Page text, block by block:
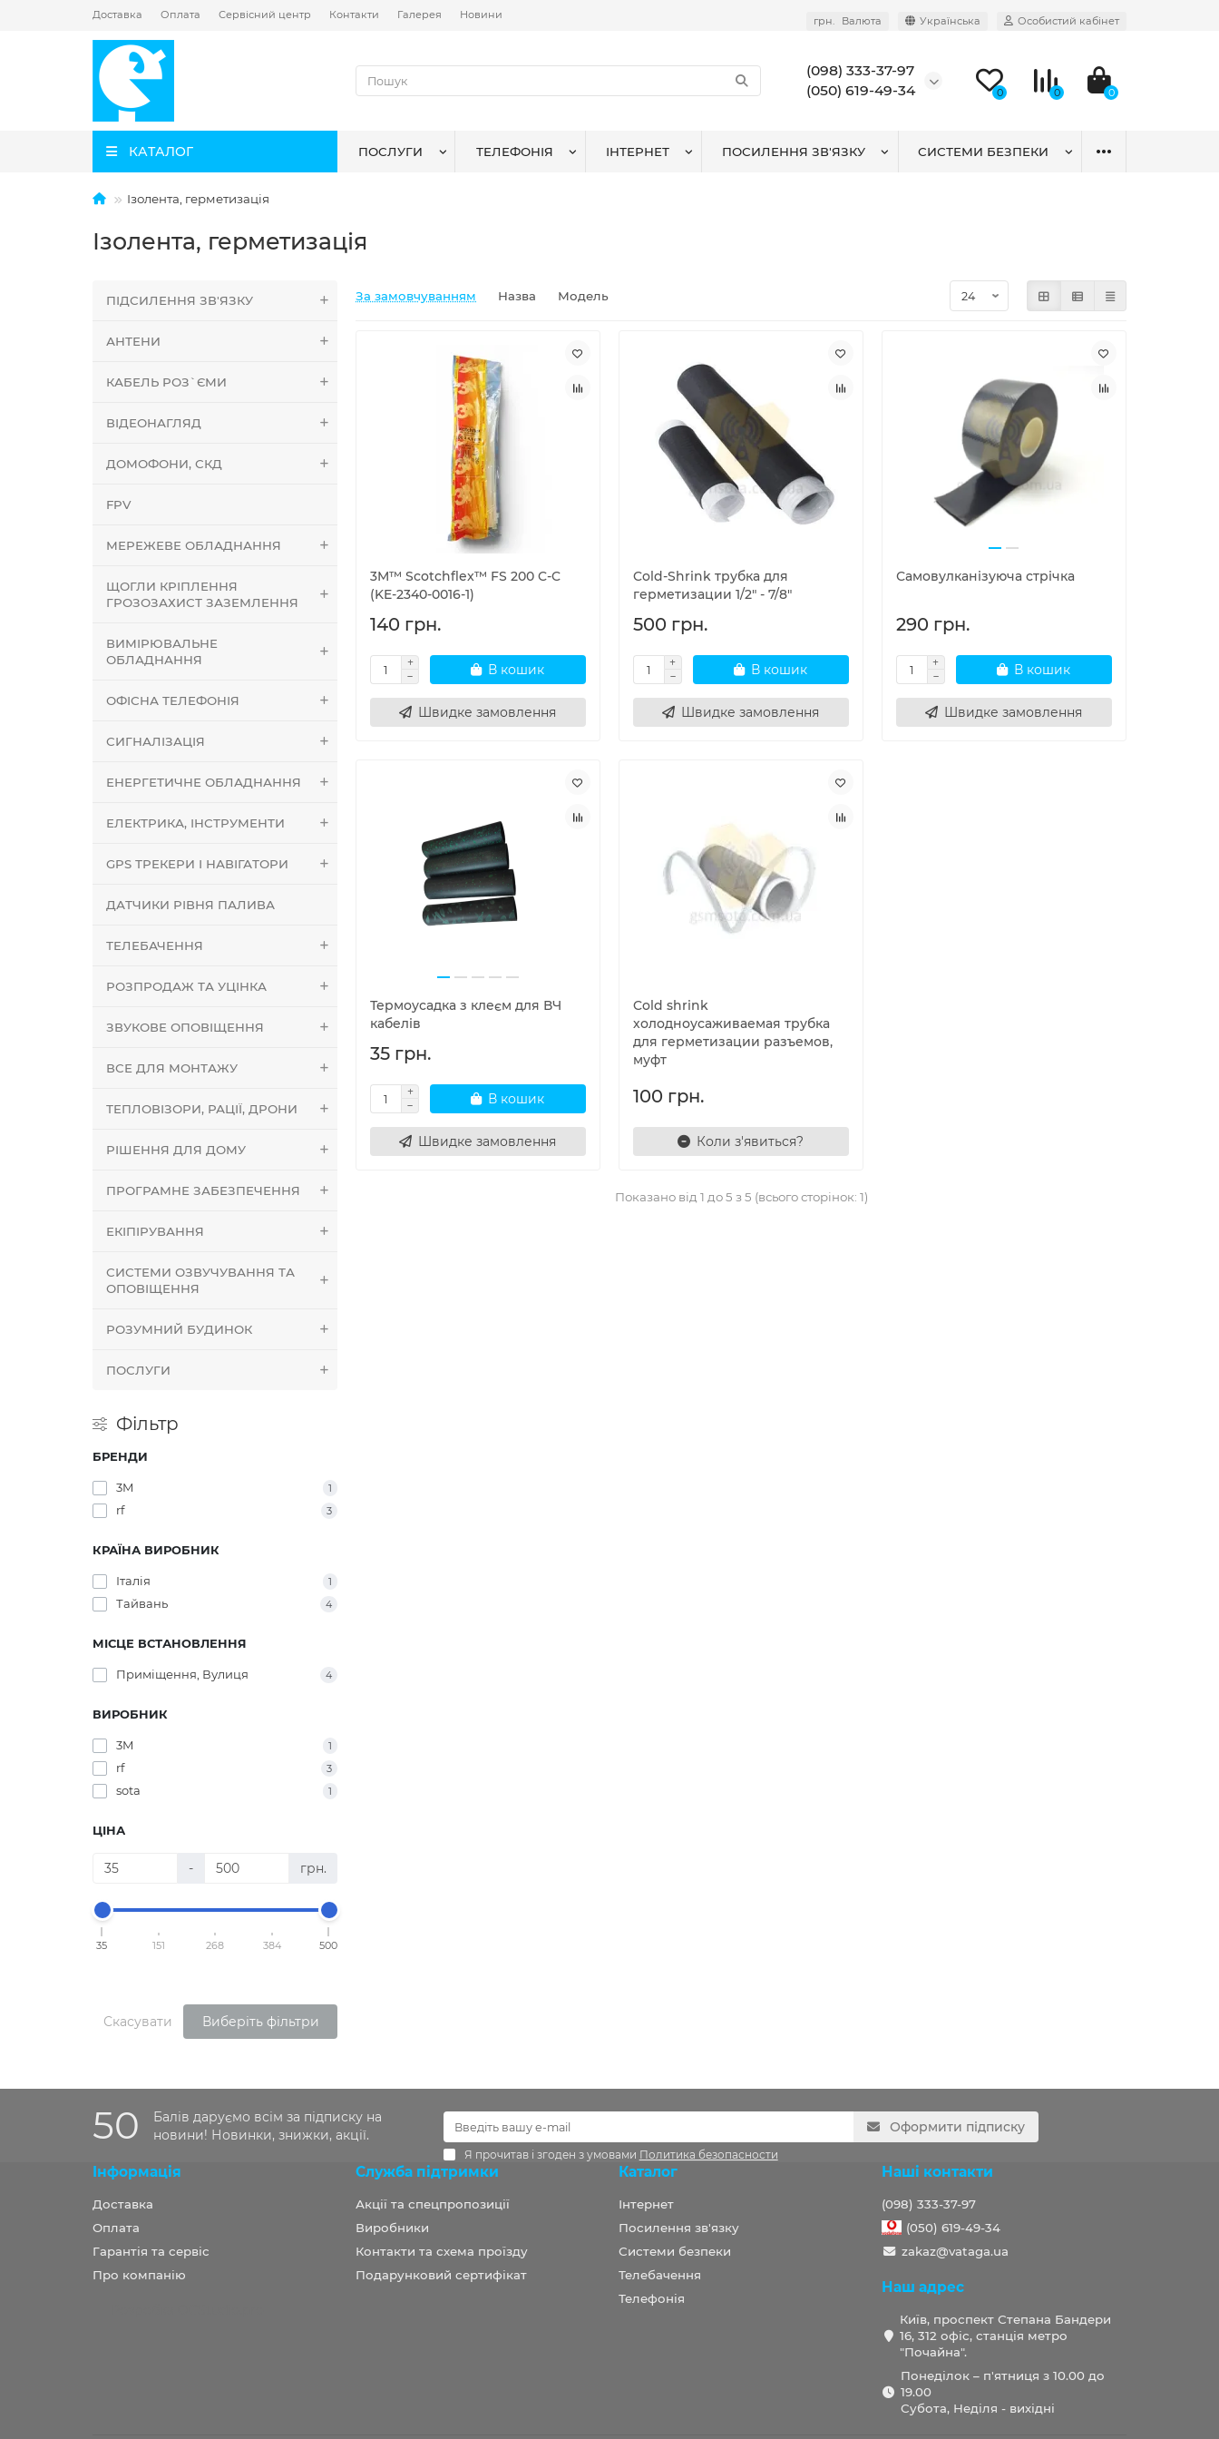
Доставка Оплата Сервісний центр Контакти Галерея Новини грн. Валюта Українська Особистий кабінет
(098) 333-37-97
(050) 619-49-34
0 0 0
КАТАЛОГ ПОСЛУГИ ТЕЛЕФОНІЯ ІНТЕРНЕТ ПОСИЛЕННЯ ЗВ'ЯЗКУ СИСТЕМИ БЕЗПЕКИ
Ізолента, герметизація
Ізолента, герметизація
ПІДСИЛЕННЯ ЗВ'ЯЗКУ
АНТЕНИ
КАБЕЛЬ РОЗ`ЄМИ
ВІДЕОНАГЛЯД
ДОМОФОНИ, СКД
FPV
МЕРЕЖЕВЕ ОБЛАДНАННЯ
ЩОГЛИ КРІПЛЕННЯ
ГРОЗОЗАХИСТ ЗАЗЕМЛЕННЯ
ВИМІРЮВАЛЬНЕ
ОБЛАДНАННЯ
ОФІСНА ТЕЛЕФОНІЯ
СИГНАЛІЗАЦІЯ
ЕНЕРГЕТИЧНЕ ОБЛАДНАННЯ
ЕЛЕКТРИКА, ІНСТРУМЕНТИ
GPS ТРЕКЕРИ І НАВІГАТОРИ
ДАТЧИКИ РІВНЯ ПАЛИВА
ТЕЛЕБАЧЕННЯ
РОЗПРОДАЖ ТА УЦІНКА
ЗВУКОВЕ ОПОВІЩЕННЯ
ВСЕ ДЛЯ МОНТАЖУ
ТЕПЛОВІЗОРИ, РАЦІЇ, ДРОНИ
РІШЕННЯ ДЛЯ ДОМУ
ПРОГРАМНЕ ЗАБЕЗПЕЧЕННЯ
ЕКІПІРУВАННЯ
СИСТЕМИ ОЗВУЧУВАННЯ ТА
ОПОВІЩЕННЯ
РОЗУМНИЙ БУДИНОК
ПОСЛУГИ
Фільтр
БРЕНДИ
3M 1
rf 3
КРАЇНА ВИРОБНИК
Італія 1
Тайвань 4
МІСЦЕ ВСТАНОВЛЕННЯ
Приміщення, Вулиця 4
ВИРОБНИК
3M 1
rf 3
sota 1
ЦІНА
- грн.
35 151 268 384 500
Скасувати Виберіть фільтри
За замовчуванням Назва Модель
3M™ Scotchflex™ FS 200 C-C
(KE-2340-0016-1)
140 грн.
В кошик
Швидке замовлення
Cold-Shrink трубка для
герметизации 1/2" - 7/8"
500 грн.
В кошик
Швидке замовлення
Самовулканізуюча стрічка
290 грн.
В кошик
Швидке замовлення
Термоусадка з клеєм для ВЧ
кабелів
35 грн.
В кошик
Швидке замовлення
Cold shrink
холодноусаживаемая трубка
для герметизации разъемов,
муфт
100 грн.
Коли з'явиться?
Показано від 1 до 5 з 5 (всього сторінок: 1)
50
Балів даруємо всім за підписку на
новини! Новинки, знижки, акції.
Оформити підписку
Я прочитав і згоден з умовами Политика безопасности
Інформація
Доставка
Оплата
Гарантія та сервіс
Про компанію
Служба підтримки
Акції та спецпропозиції
Виробники
Контакти та схема проїзду
Подарунковий сертифікат
Каталог
Інтернет
Посилення зв'язку
Системи безпеки
Телебачення
Телефонія
Наші контакти
(098) 333-37-97
(050) 619-49-34
zakaz@vataga.ua
Наш адрес
Київ, проспект Степана Бандери
16, 312 офіс, станція метро
"Почайна".
Понеділок – п'ятниця з 10.00 до
19.00
Субота, Неділя - вихідні